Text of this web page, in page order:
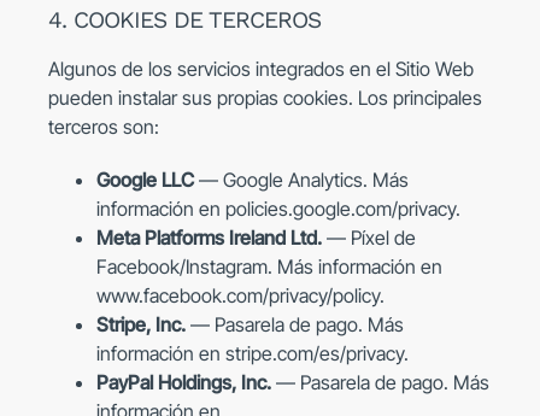
4. COOKIES DE TERCEROS
Algunos de los servicios integrados en el Sitio Web
pueden instalar sus propias cookies. Los principales
terceros son:
Google LLC— Google Analytics. Más
información en policies.google.com/privacy.
Meta Platforms Ireland Ltd.— Píxel de
Facebook/Instagram. Más información en
www.facebook.com/privacy/policy.
Stripe, Inc.— Pasarela de pago. Más
información en stripe.com/es/privacy.
PayPal Holdings, Inc.— Pasarela de pago. Más